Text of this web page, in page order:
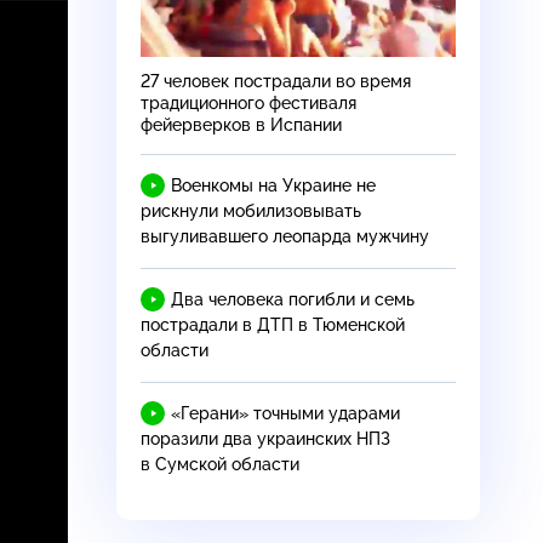
27 человек пострадали во время
традиционного фестиваля
фейерверков в Испании
Военкомы на Украине не
рискнули мобилизовывать
выгуливавшего леопарда мужчину
Два человека погибли и семь
пострадали в ДТП в Тюменской
области
«Герани» точными ударами
поразили два украинских НПЗ
в Сумской области